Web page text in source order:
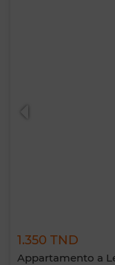
1.350 TND
Appartamento a